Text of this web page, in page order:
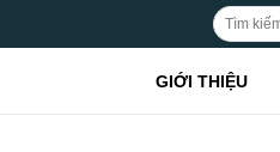
GIỚI THIỆU